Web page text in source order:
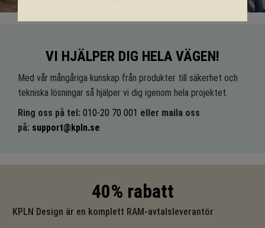
VI HJÄLPER DIG HELA VÄGEN!
Med vår mångåriga kunskap från produkter till säkerhet och
tekniska lösningar så hjälper vi dig igenom hela projektet.
Ring oss på tel: 010-20 70 001 eller maila oss
på: support@kpln.se
40% rabatt
KPLN Design är en komplett RAM-avtalsleverantör